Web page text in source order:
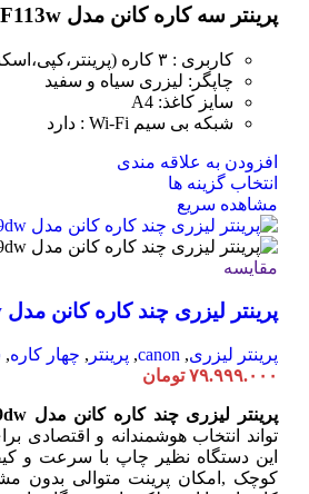
صفحه
محصول
انتخاب
شوند
پرینتر سه کاره کانن مدل MF113w
کاربری : ۳ کاره (پرینتر،کپی،اسکنر)
چاپگر: لیزری سیاه و سفید
سایز کاغذ: A4
شبکه بی سیم Wi-Fi : دارد
افزودن به علاقه مندی
انتخاب گزینه ها
دارای
انواع
باشد.
گزینه
ها
ممکن
در
صفحه
محصول
انتخاب
مشاهده سریع
مقایسه
پرینتر لیزری چند کاره کانن مدل MF249dw
پرینتر لیزری,
canon
, پرینتر , چهار کاره,
۷۹.۹۹۹.۰۰۰ تومان
پرینتر لیزری چند کاره کانن مدل MF249dw
تواند انتخاب هوشمندانه و اقتصادی
این دستگاه نظیر چاپ با سرعت و
کوچک ,امکان پرینت متوالی بدون